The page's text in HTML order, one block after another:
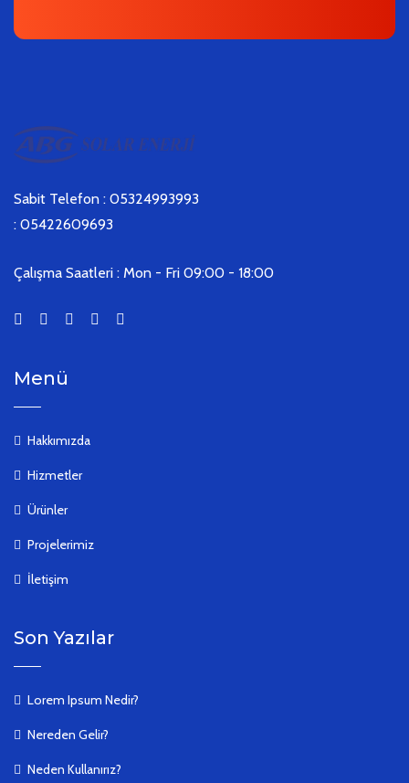
Sabit Telefon : 05324993993
: 05422609693
Çalışma Saatleri : Mon - Fri 09:00 - 18:00
Menü
Hakkımızda
Hizmetler
Ürünler
Projelerimiz
İletişim
Son Yazılar
Lorem Ipsum Nedir?
Nereden Gelir?
Neden Kullanırız?